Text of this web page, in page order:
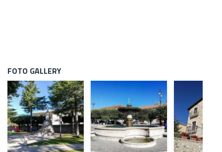
FOTO GALLERY